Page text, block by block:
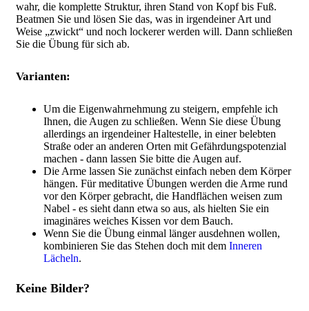
wahr, die komplette Struktur, ihren Stand von Kopf bis Fuß.
Beatmen Sie und lösen Sie das, was in irgendeiner Art und
Weise „zwickt“ und noch lockerer werden will. Dann schließen
Sie die Übung für sich ab.
Varianten:
Um die Eigenwahrnehmung zu steigern, empfehle ich
Ihnen, die Augen zu schließen. Wenn Sie diese Übung
allerdings an irgendeiner Haltestelle, in einer belebten
Straße oder an anderen Orten mit Gefährdungspotenzial
machen - dann lassen Sie bitte die Augen auf.
Die Arme lassen Sie zunächst einfach neben dem Körper
hängen. Für meditative Übungen werden die Arme rund
vor den Körper gebracht, die Handflächen weisen zum
Nabel - es sieht dann etwa so aus, als hielten Sie ein
imaginäres weiches Kissen vor dem Bauch.
Wenn Sie die Übung einmal länger ausdehnen wollen,
kombinieren Sie das Stehen doch mit dem Inneren
Lächeln.
Keine Bilder?